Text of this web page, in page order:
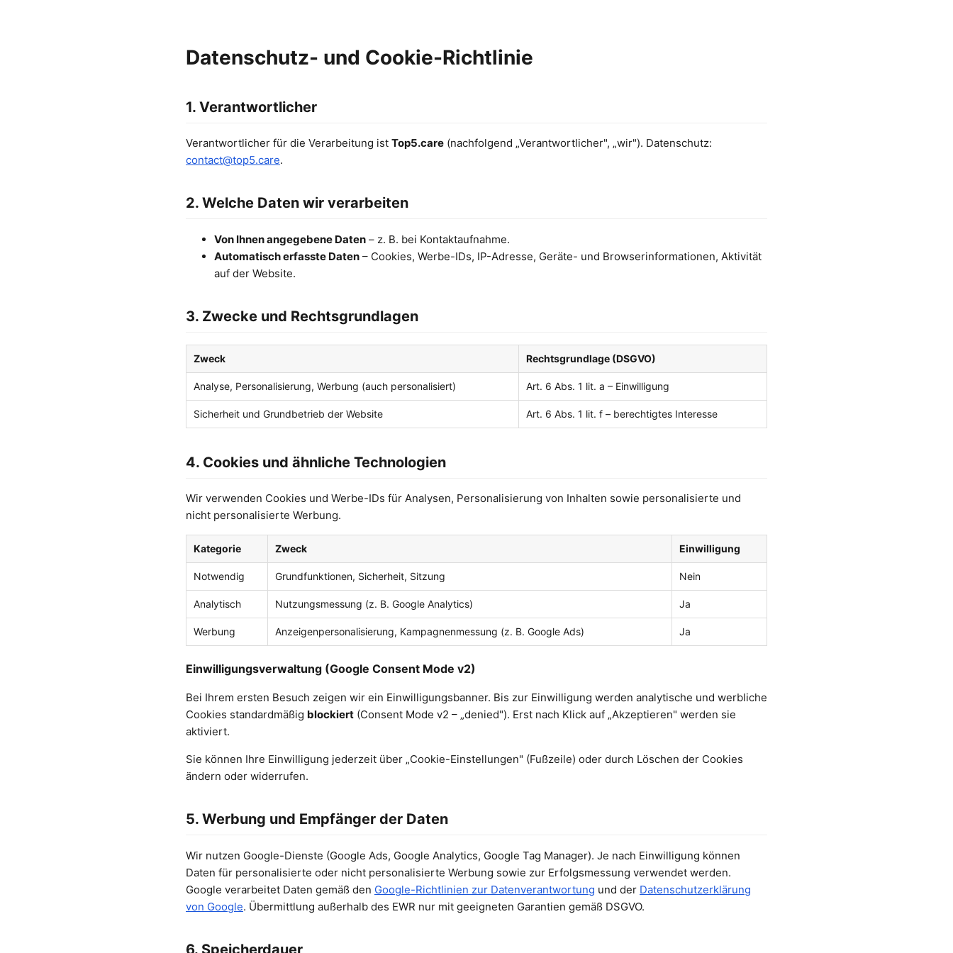
Datenschutz- und Cookie-Richtlinie
1. Verantwortlicher
Verantwortlicher für die Verarbeitung ist Top5.care (nachfolgend „Verantwortlicher", „wir"). Datenschutz:
contact@top5.care.
2. Welche Daten wir verarbeiten
Von Ihnen angegebene Daten – z. B. bei Kontaktaufnahme.
Automatisch erfasste Daten – Cookies, Werbe-IDs, IP-Adresse, Geräte- und Browserinformationen, Aktivität
auf der Website.
3. Zwecke und Rechtsgrundlagen
Zweck Rechtsgrundlage (DSGVO)
Analyse, Personalisierung, Werbung (auch personalisiert) Art. 6 Abs. 1 lit. a – Einwilligung
Sicherheit und Grundbetrieb der Website Art. 6 Abs. 1 lit. f – berechtigtes Interesse
4. Cookies und ähnliche Technologien
Wir verwenden Cookies und Werbe-IDs für Analysen, Personalisierung von Inhalten sowie personalisierte und
nicht personalisierte Werbung.
Kategorie Zweck Einwilligung
Notwendig Grundfunktionen, Sicherheit, Sitzung Nein
Analytisch Nutzungsmessung (z. B. Google Analytics) Ja
Werbung Anzeigenpersonalisierung, Kampagnenmessung (z. B. Google Ads) Ja
Einwilligungsverwaltung (Google Consent Mode v2)
Bei Ihrem ersten Besuch zeigen wir ein Einwilligungsbanner. Bis zur Einwilligung werden analytische und werbliche
Cookies standardmäßig blockiert (Consent Mode v2 – „denied"). Erst nach Klick auf „Akzeptieren" werden sie
aktiviert.
Sie können Ihre Einwilligung jederzeit über „Cookie-Einstellungen" (Fußzeile) oder durch Löschen der Cookies
ändern oder widerrufen.
5. Werbung und Empfänger der Daten
Wir nutzen Google-Dienste (Google Ads, Google Analytics, Google Tag Manager). Je nach Einwilligung können
Daten für personalisierte oder nicht personalisierte Werbung sowie zur Erfolgsmessung verwendet werden.
Google verarbeitet Daten gemäß den Google-Richtlinien zur Datenverantwortung und der Datenschutzerklärung
von Google. Übermittlung außerhalb des EWR nur mit geeigneten Garantien gemäß DSGVO.
6. Speicherdauer